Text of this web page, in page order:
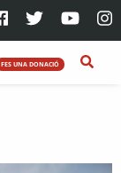
FES UNA DONACIÓ